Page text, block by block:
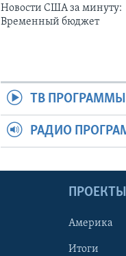
Новости США за минуту:
Временный бюджет
ТВ ПРОГРАММЫ
РАДИО
ПРОЕКТЫ
Америка
Итоги